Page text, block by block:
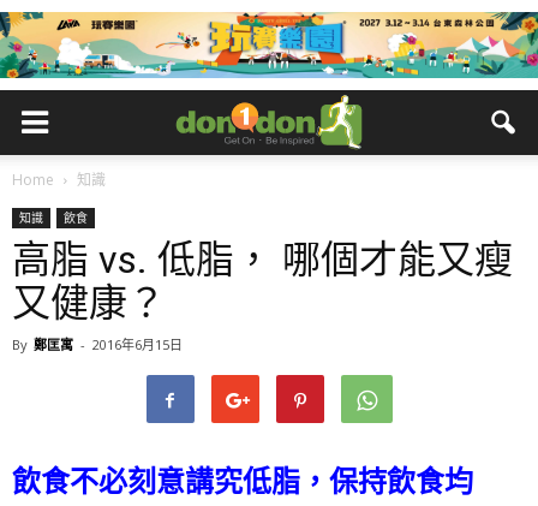
Home 知識
知識 飲食
高脂 vs. 低脂， 哪個才能又瘦
又健康？
By 鄭匡寓 - 2016年6月15日
飲食不必刻意講究低脂，保持飲食均